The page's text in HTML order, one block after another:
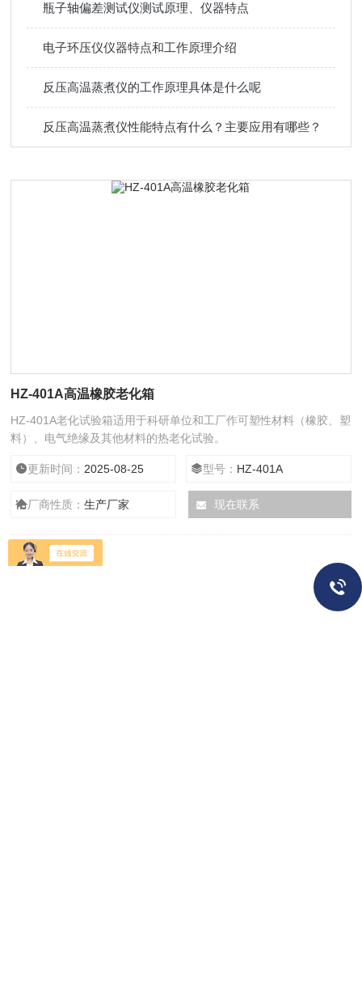
瓶子轴偏差测试仪测试原理、仪器特点
电子环压仪仪器特点和工作原理介绍
反压高温蒸煮仪的工作原理具体是什么呢
反压高温蒸煮仪性能特点有什么？主要应用有哪些？
HZ-401A高温橡胶老化箱
HZ-401A老化试验箱适用于科研单位和工厂作可塑性材料（橡胶、塑
料）、电气绝缘及其他材料的热老化试验。
更新时间： 2025-08-25 型号： HZ-401A
厂商性质：生产厂家 现在联系